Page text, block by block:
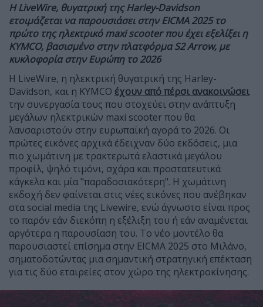
Η LiveWire, θυγατρική της Harley-Davidson
ετοιμάζεται να παρουσιάσει στην EICMA 2025 το
πρώτο της ηλεκτρικό maxi scooter που έχει εξελίξει η
KYMCO, βασισμένο στην πλατφόρμα S2 Arrow, με
κυκλοφορία στην Ευρώπη το 2026
Η LiveWire, η ηλεκτρική θυγατρική της Harley-
Davidson, και η KYMCO έχουν από πέρσι ανακοινώσει
την συνεργασία τους που στοχεύει στην ανάπτυξη
μεγάλων ηλεκτρικών maxi scooter που θα
λανσαριστούν στην ευρωπαϊκή αγορά το 2026. Οι
πρώτες εικόνες αρχικά έδειχναν δύο εκδόσεις, μια
πιο χωμάτινη με τρακτερωτά ελαστικά μεγάλου
προφίλ, ψηλό τιμόνι, σχάρα και προστατευτικά
κάγκελα και μία "παραδοσιακότερη". Η χωμάτινη
εκδοχή δεν φαίνεται στις νέες εικόνες που ανέβηκαν
στα social media της Livewire, ενώ άγνωστο είναι προς
το παρόν εάν διεκόπη η εξέλιξη του ή εάν αναμένεται
αργότερα η παρουσίαση του. Το νέο μοντέλο θα
παρουσιαστεί επίσημα στην EICMA 2025 στο Μιλάνο,
σηματοδοτώντας μια σημαντική στρατηγική επέκταση
για τις δύο εταιρείες στον χώρο της ηλεκτροκίνησης.